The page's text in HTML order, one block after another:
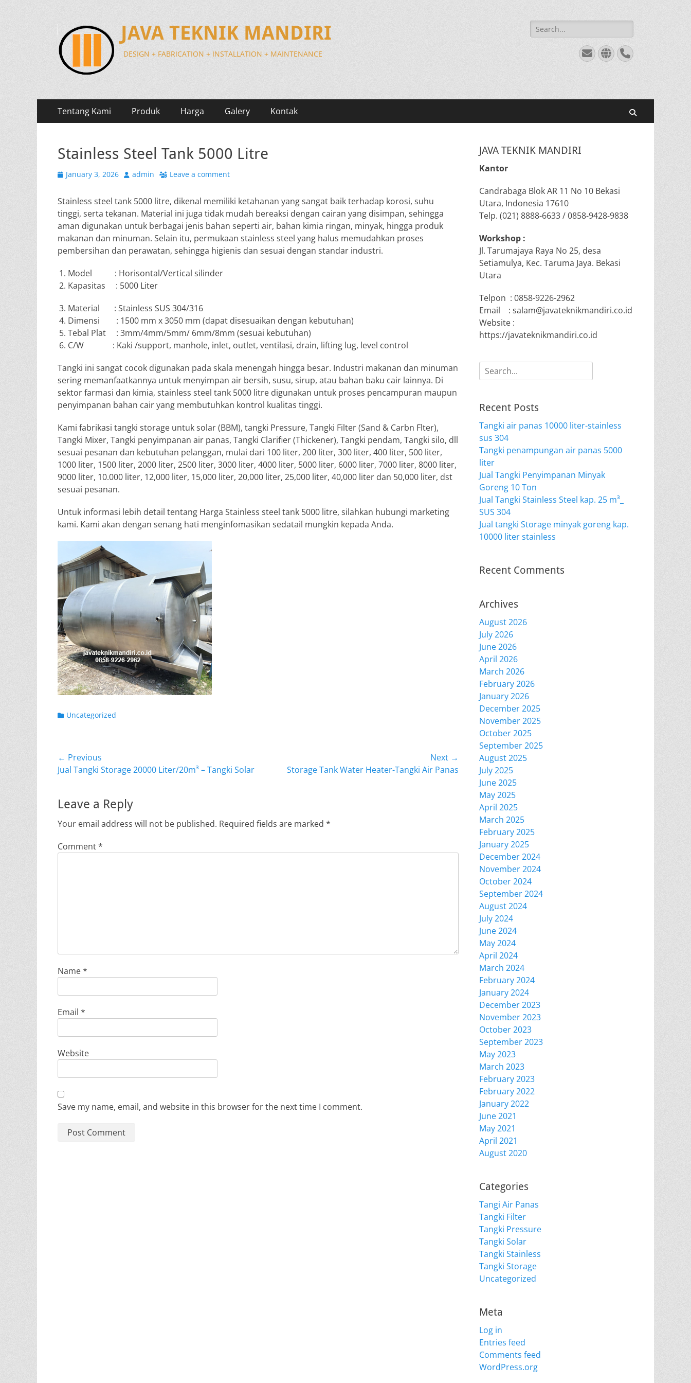
JAVA TEKNIK MANDIRI
DESIGN + FABRICATION + INSTALLATION + MAINTENANCE
Search
for:
EmailWebsite
Phone
Primary
Menu
Tentang Kami Produk Harga Galery Kontak
Stainless Steel Tank 5000 Litre
Posted
January 3, 2026 Author
admin Leave a comment
Stainless steel tank 5000 litre, dikenal memiliki ketahanan yang sangat baik terhadap korosi, suhu
tinggi, serta tekanan. Material ini juga tidak mudah bereaksi dengan cairan yang disimpan, sehingga
aman digunakan untuk berbagai jenis bahan seperti air, bahan kimia ringan, minyak, hingga produk
makanan dan minuman. Selain itu, permukaan stainless steel yang halus memudahkan proses
pembersihan dan perawatan, sehingga higienis dan sesuai dengan standar industri.
Model : Horisontal/Vertical silinder
Kapasitas : 5000 Liter
Material : Stainless SUS 304/316
Dimensi : 1500 mm x 3050 mm (dapat disesuaikan dengan kebutuhan)
Tebal Plat : 3mm/4mm/5mm/ 6mm/8mm (sesuai kebutuhan)
C/W : Kaki /support, manhole, inlet, outlet, ventilasi, drain, lifting lug, level control
Tangki ini sangat cocok digunakan pada skala menengah hingga besar. Industri makanan dan minuman
sering memanfaatkannya untuk menyimpan air bersih, susu, sirup, atau bahan baku cair lainnya. Di
sektor farmasi dan kimia, stainless steel tank 5000 litre digunakan untuk proses pencampuran maupun
penyimpanan bahan cair yang membutuhkan kontrol kualitas tinggi.
Kami fabrikasi tangki storage untuk solar (BBM), tangki Pressure, Tangki Filter (Sand & Carbn Flter),
Tangki Mixer, Tangki penyimpanan air panas, Tangki Clarifier (Thickener), Tangki pendam, Tangki silo, dll
sesuai pesanan dan kebutuhan pelanggan, mulai dari 100 liter, 200 liter, 300 liter, 400 liter, 500 liter,
1000 liter, 1500 liter, 2000 liter, 2500 liter, 3000 liter, 4000 liter, 5000 liter, 6000 liter, 7000 liter, 8000 liter,
9000 liter, 10.000 liter, 12,000 liter, 15,000 liter, 20,000 liter, 25,000 liter, 40,000 liter dan 50,000 liter, dst
sesuai pesanan.
Untuk informasi lebih detail tentang Harga Stainless steel tank 5000 litre, silahkan hubungi marketing
kami. Kami akan dengan senang hati menginfomasikan sedatail mungkin kepada Anda.
Categories
Uncategorized
Post
navigation
← Previous
Previous
Jual Tangki Storage 20000 Liter/20m³ – Tangki Solar
Next →
Storage Tank Water Heater-Tangki Air Panas
Leave a Reply
Your email address will not be published. Required fields are marked *
Comment*
Name*
Email *
Website
Save my name, email, and website in this browser for the next time I comment.
JAVA TEKNIK MANDIRI
Kantor
Candrabaga Blok AR 11 No 10 Bekasi
Utara, Indonesia 17610
Telp. (021) 8888-6633 / 0858-9428-9838
Workshop :
Jl. Tarumajaya Raya No 25, desa
Setiamulya, Kec. Taruma Jaya. Bekasi
Utara
Telpon : 0858-9226-2962
Email : salam@javateknikmandiri.co.id
Website :
https://javateknikmandiri.co.id
Search
for:
Recent Posts
Tangki air panas 10000 liter-stainless
sus 304
Tangki penampungan air panas 5000
liter
Jual Tangki Penyimpanan Minyak
Goreng 10 Ton
Jual Tangki Stainless Steel kap. 25 m³_
SUS 304
Jual tangki Storage minyak goreng kap.
10000 liter stainless
Recent Comments
Archives
August 2026
July 2026
June 2026
April 2026
March 2026
February 2026
January 2026
December 2025
November 2025
October 2025
September 2025
August 2025
July 2025
June 2025
May 2025
April 2025
March 2025
February 2025
January 2025
December 2024
November 2024
October 2024
September 2024
August 2024
July 2024
June 2024
May 2024
April 2024
March 2024
February 2024
January 2024
December 2023
November 2023
October 2023
September 2023
May 2023
March 2023
February 2023
February 2022
January 2022
June 2021
May 2021
April 2021
August 2020
Categories
Tangi Air Panas
Tangki Filter
Tangki Pressure
Tangki Solar
Tangki Stainless
Tangki Storage
Uncategorized
Meta
Log in
Entries feed
Comments feed
WordPress.org